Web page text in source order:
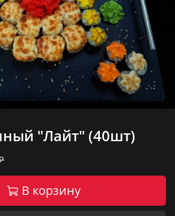
"Лайт" (40шт)
В корзину